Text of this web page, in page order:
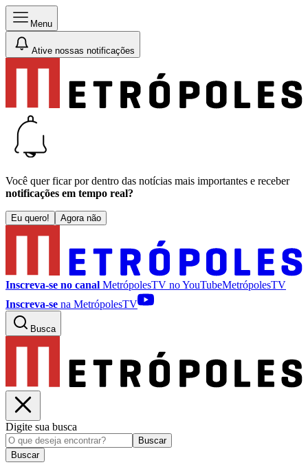
Menu
Ative nossas notificações
Você quer ficar por dentro das notícias mais importantes e receber
notificações em tempo real?
Eu quero! Agora não
Inscreva-se no canal MetrópolesTV noYouTubeMetrópolesTV
Inscreva-se na MetrópolesTV
Busca
Digite sua busca
Buscar
Buscar